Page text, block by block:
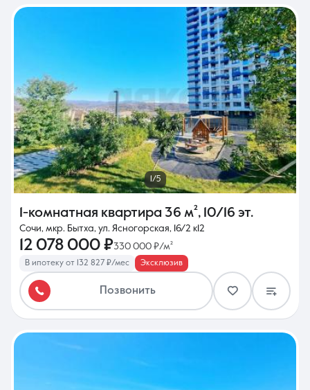
1/5
1-комнатная квартира 36 м², 10/16 эт.
Сочи, мкр. Бытха, ул. Ясногорская, 16/2 к12
12 078 000 ₽330 000 ₽/м²
В ипотеку от 132 827 ₽/мес Эксклюзив
Позвонить